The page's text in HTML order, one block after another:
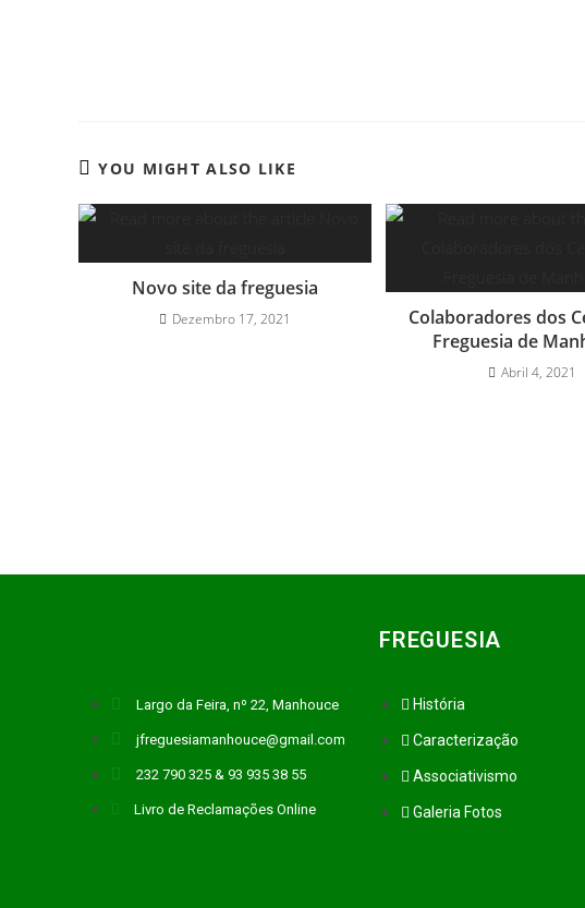
YOU MIGHT ALSO LIKE
Novo site da freguesia
Dezembro 17, 2021
Colaboradores dos
Freguesia de
Abril 4, 2021
Largo da Feira, nº 22, Manhouce
jfreguesiamanhouce@gmail.com
232 790 325 & 93 935 38 55
Livro de Reclamações Online
FREGUESIA
História
Caracterização
Associativismo
Galeria Fotos